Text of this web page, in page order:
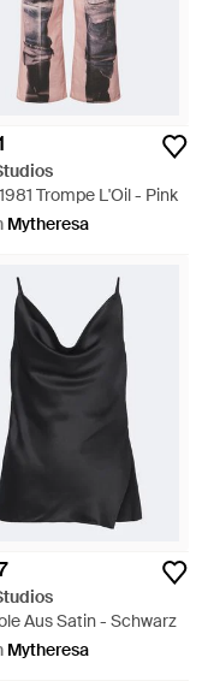
Trompe L'Oil - Pink
Mytheresa
Aus Satin - Schwarz
Mytheresa